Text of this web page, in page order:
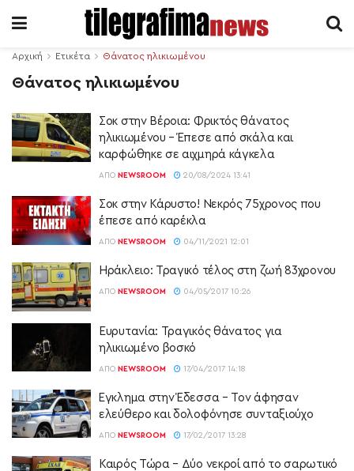
Αρχική Ετικέτα Θάνατος ηλικιωμένου
Θάνατος ηλικιωμένου
Σοκ στην Βέροια: Φρικτός θάνατος
ηλικιωμένου – Έπεσε από σκάλα και
καρφώθηκε σε αιχμηρά κάγκελα
ΑΠΌ NEWSROOM 20/08/2024 13:41
Σοκ στην Κάρυστο! Νεκρός 75χρονος που
έπεσε από καρέκλα
ΑΠΌ NEWSROOM 04/11/2021 12:01
Ηράκλειο: Τραγικό τέλος στη ζωή 83χρονου
ΑΠΌ NEWSROOM 04/05/2017 10:26
Ευρυτανία: Τραγικός θάνατος για
ηλικιωμένο βοσκό
ΑΠΌ NEWSROOM 17/04/2017 14:18
Έγκλημα στην Έδεσσα – Τον άφησαν
ελεύθερο και δολοφόνησε συνταξιούχο
ΑΠΌ NEWSROOM 17/02/2017 13:28
Καιρός Τώρα – Δύο νεκροί από το σαρωτικό